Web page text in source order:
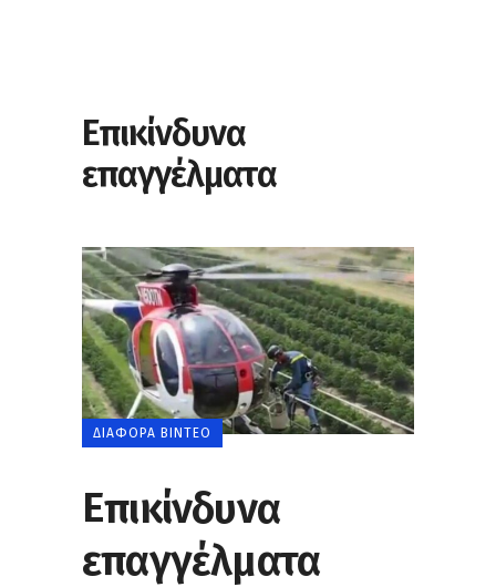
Επικίνδυνα
επαγγέλματα
ΔΙΆΦΟΡΑ ΒΊΝΤΕΟ
Επικίνδυνα
επαγγέλματα